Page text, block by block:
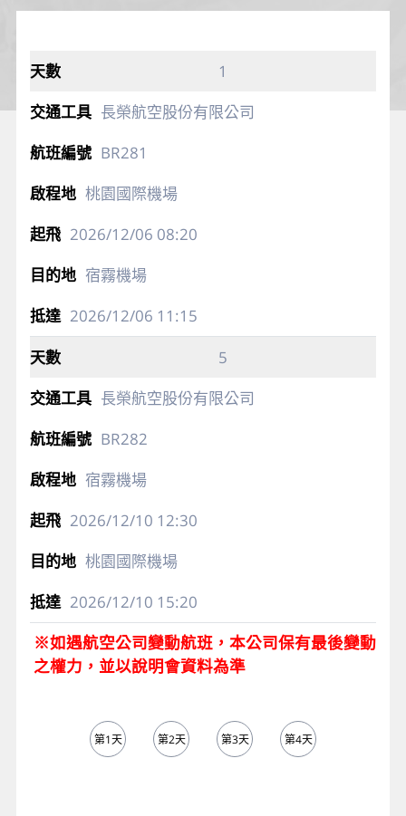
1
長榮航空股份有限公司
BR281
桃園國際機場
2026/12/06 08:20
宿霧機場
2026/12/06 11:15
5
長榮航空股份有限公司
BR282
宿霧機場
2026/12/10 12:30
桃園國際機場
2026/12/10 15:20
※如遇航空公司變動航班，本公司保有最後變動
之權力，並以說明會資料為準
第1天 第2天 第3天 第4天